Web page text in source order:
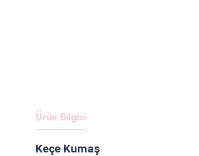
Ürün Bilgisi
Keçe Kumaş